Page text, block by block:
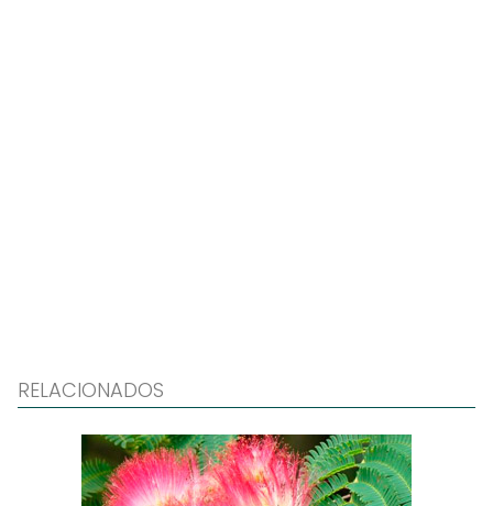
RELACIONADOS